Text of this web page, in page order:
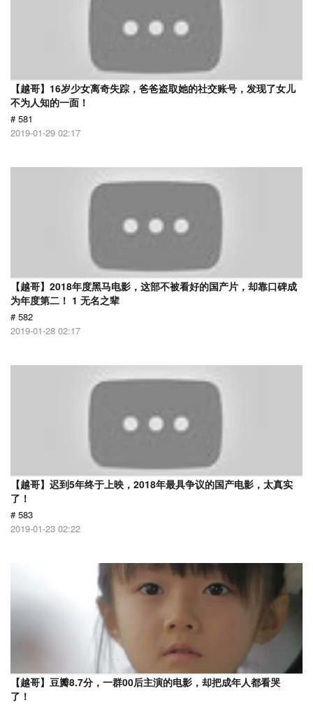
【越哥】16岁少女离奇失踪，爸爸盗取她的社交账号，发现了女儿
不为人知的一面！
# 581
2019-01-29 02:17
【越哥】2018年度黑马电影，这部不被看好的国产片，却靠口碑成
为年度第二！ 1 无名之辈
# 582
2019-01-28 02:17
【越哥】迟到5年终于上映，2018年最具争议的国产电影，太真实
了！
# 583
2019-01-23 02:22
【越哥】豆瓣8.7分，一群00后主演的电影，却把成年人都看哭
了！